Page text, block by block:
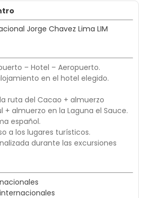
Jorge Chavez Lima LIM
– Hotel – Aeropuerto.
en el hotel elegido.
ruta del Cacao + almuerzo
+ almuerzo en la Laguna el Sauce.
español.
a los lugares turísticos.
durante las excursiones